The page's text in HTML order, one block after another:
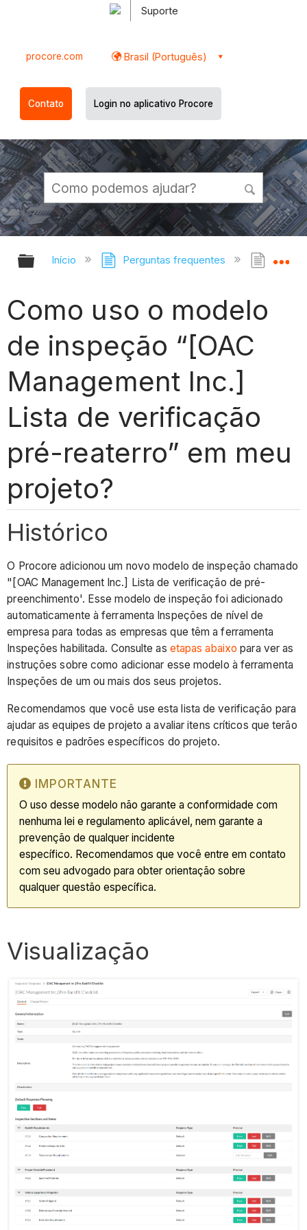
Suporte
procore.com Brasil (Português)
Contato Login no aplicativo Procore
Expandir/recolher hierarquia
Início Perguntas frequentes
Como uso o modelo
de inspeção “[OAC
Management Inc.]
Lista de verificação
pré-reaterro” em meu
projeto?
Histórico
O Procore adicionou um novo modelo de inspeção chamado
"[OAC Management Inc.] Lista de verificação de pré-
preenchimento'. Esse modelo de inspeção foi adicionado
automaticamente à ferramenta Inspeções de nível de
empresa para todas as empresas que têm a ferramenta
Inspeções habilitada. Consulte as etapas abaixo para ver as
instruções sobre como adicionar esse modelo à ferramenta
Inspeções de um ou mais dos seus projetos.
Recomendamos que você use esta lista de verificação para
ajudar as equipes de projeto a avaliar itens críticos que terão
requisitos e padrões específicos do projeto.
IMPORTANTE
O uso desse modelo não garante a conformidade com
nenhuma lei e regulamento aplicável, nem garante a
prevenção de qualquer incidente
específico. Recomendamos que você entre em contato
com seu advogado para obter orientação sobre
qualquer questão específica.
Visualização